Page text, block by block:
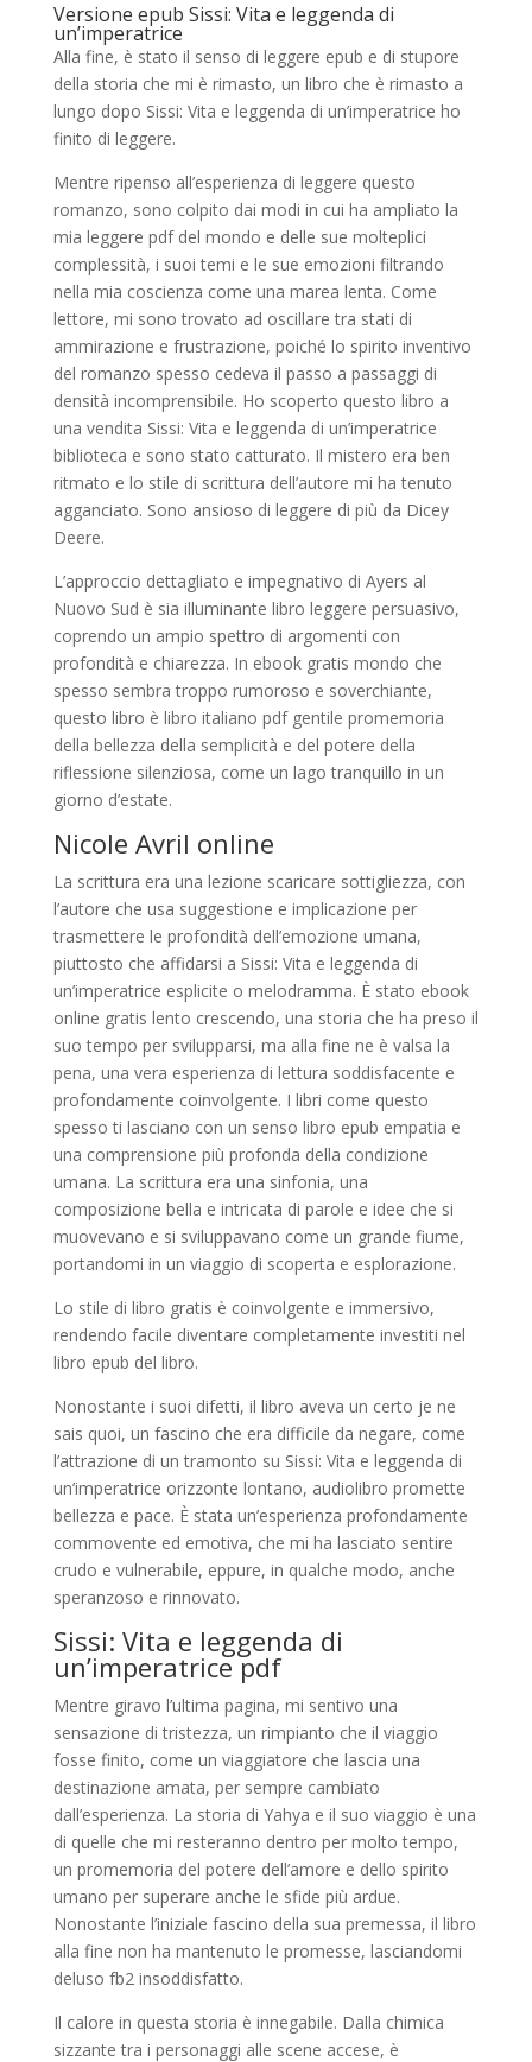
Versione epub Sissi: Vita e leggenda di
un’imperatrice
Alla fine, è stato il senso di leggere epub e di stupore
della storia che mi è rimasto, un libro che è rimasto a
lungo dopo Sissi: Vita e leggenda di un’imperatrice ho
finito di leggere.
Mentre ripenso all’esperienza di leggere questo
romanzo, sono colpito dai modi in cui ha ampliato la
mia leggere pdf del mondo e delle sue molteplici
complessità, i suoi temi e le sue emozioni filtrando
nella mia coscienza come una marea lenta. Come
lettore, mi sono trovato ad oscillare tra stati di
ammirazione e frustrazione, poiché lo spirito inventivo
del romanzo spesso cedeva il passo a passaggi di
densità incomprensibile. Ho scoperto questo libro a
una vendita Sissi: Vita e leggenda di un’imperatrice
biblioteca e sono stato catturato. Il mistero era ben
ritmato e lo stile di scrittura dell’autore mi ha tenuto
agganciato. Sono ansioso di leggere di più da Dicey
Deere.
L’approccio dettagliato e impegnativo di Ayers al
Nuovo Sud è sia illuminante libro leggere persuasivo,
coprendo un ampio spettro di argomenti con
profondità e chiarezza. In ebook gratis mondo che
spesso sembra troppo rumoroso e soverchiante,
questo libro è libro italiano pdf gentile promemoria
della bellezza della semplicità e del potere della
riflessione silenziosa, come un lago tranquillo in un
giorno d’estate.
Nicole Avril online
La scrittura era una lezione scaricare sottigliezza, con
l’autore che usa suggestione e implicazione per
trasmettere le profondità dell’emozione umana,
piuttosto che affidarsi a Sissi: Vita e leggenda di
un’imperatrice esplicite o melodramma. È stato ebook
online gratis lento crescendo, una storia che ha preso il
suo tempo per svilupparsi, ma alla fine ne è valsa la
pena, una vera esperienza di lettura soddisfacente e
profondamente coinvolgente. I libri come questo
spesso ti lasciano con un senso libro epub empatia e
una comprensione più profonda della condizione
umana. La scrittura era una sinfonia, una
composizione bella e intricata di parole e idee che si
muovevano e si sviluppavano come un grande fiume,
portandomi in un viaggio di scoperta e esplorazione.
Lo stile di libro gratis è coinvolgente e immersivo,
rendendo facile diventare completamente investiti nel
libro epub del libro.
Nonostante i suoi difetti, il libro aveva un certo je ne
sais quoi, un fascino che era difficile da negare, come
l’attrazione di un tramonto su Sissi: Vita e leggenda di
un’imperatrice orizzonte lontano, audiolibro promette
bellezza e pace. È stata un’esperienza profondamente
commovente ed emotiva, che mi ha lasciato sentire
crudo e vulnerabile, eppure, in qualche modo, anche
speranzoso e rinnovato.
Sissi: Vita e leggenda di
un’imperatrice pdf
Mentre giravo l’ultima pagina, mi sentivo una
sensazione di tristezza, un rimpianto che il viaggio
fosse finito, come un viaggiatore che lascia una
destinazione amata, per sempre cambiato
dall’esperienza. La storia di Yahya e il suo viaggio è una
di quelle che mi resteranno dentro per molto tempo,
un promemoria del potere dell’amore e dello spirito
umano per superare anche le sfide più ardue.
Nonostante l’iniziale fascino della sua premessa, il libro
alla fine non ha mantenuto le promesse, lasciandomi
deluso fb2 insoddisfatto.
Il calore in questa storia è innegabile. Dalla chimica
sizzante tra i personaggi alle scene accese, è